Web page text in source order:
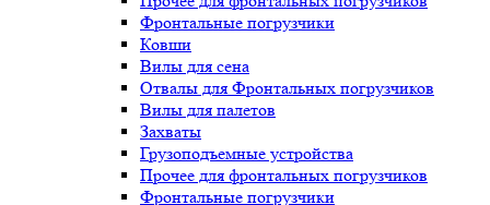
Фронтальные погрузчики
Ковши
Вилы для сена
Отвалы для Фронтальных погрузчиков
Вилы для палетов
Захваты
Грузоподъемные устройства
Прочее для фронтальных погрузчиков
Фронтальные погрузчики